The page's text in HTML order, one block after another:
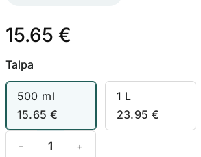
15.65 €
Talpa
500 ml
15.65€
1 L
23.95€
produkto kiekis: Terra Aquatica Seaweed